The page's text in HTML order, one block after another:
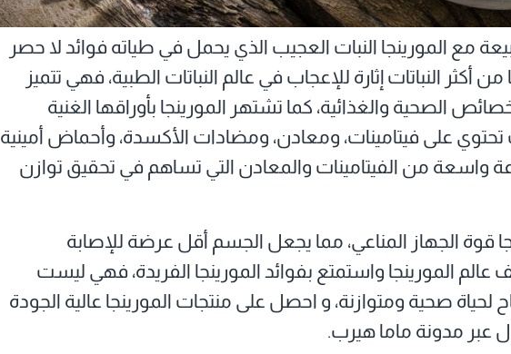
مع المورينجا النبات العجيب الذي يحمل في طياته فوائد لا حصر
أكثر النباتات إثارة للإعجاب في عالم النباتات الطبية، فهي تتميز
الصحية والغذائية، كما تشتهر المورينجا بأوراقها الغنية
تحتوي على فيتامينات، ومعادن، ومضادات الأكسدة، وأحماض أمينية
واسعة من الفيتامينات والمعادن التي تساهم في تحقيق توازن
قوة الجهاز المناعي، مما يجعل الجسم أقل عرضة للإصابة
المورينجا واستمتع بفوائد المورينجا الفريدة، فهي ليست
لحياة صحية ومتوازنة، و احصل على منتجات المورينجا عالية الجودة
عبر مدونة ماما هيرب.